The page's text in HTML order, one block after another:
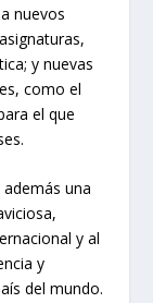
nuevos
y nuevas
como el
el que
una
y al
y
del mundo.